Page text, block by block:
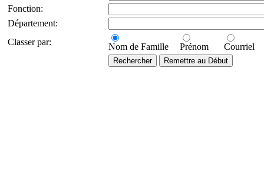
Fonction:
Département:
Classer par:
Nom de Famille Prénom Courriel